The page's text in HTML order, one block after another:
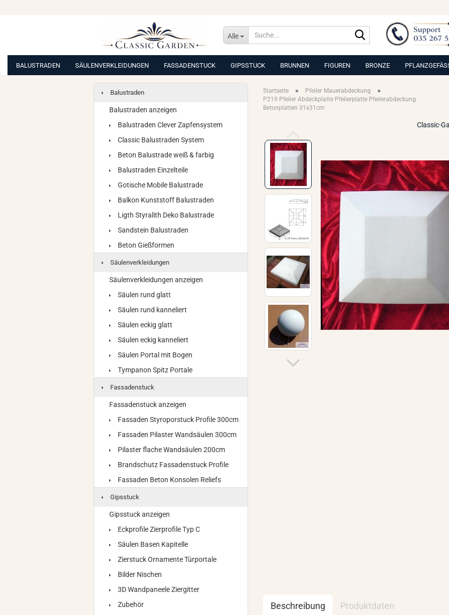
Alle
Suche...
BALUSTRADEN SÄULENVERKLEIDUNGEN FASSADENSTUCK GIPSSTUCK BRUNNEN FIGUREN BRONZE
Startseite » Pfeiler Mauerabdeckung »
P219 Pfeiler Abdeckplatte Pfeilerplatte Pfeilerabdeckung
Betonplatten 31x31cm
Classic-
Beschreibung Produktdaten
Balustraden
Balustraden anzeigen
Balustraden Clever Zapfensystem
Classic Balustraden System
Beton Balustrade weiß & farbig
Balustraden Einzelteile
Gotische Mobile Balustrade
Balkon Kunststoff Balustraden
Ligth Styralith Deko Balustrade
Sandstein Balustraden
Beton Gießformen
Säulenverkleidungen
Säulenverkleidungen anzeigen
Säulen rund glatt
Säulen rund kanneliert
Säulen eckig glatt
Säulen eckig kanneliert
Säulen Portal mit Bogen
Tympanon Spitz Portale
Fassadenstuck
Fassadenstuck anzeigen
Fassaden Styroporstuck Profile 300cm
Fassaden Pilaster Wandsäulen 300cm
Pilaster flache Wandsäulen 200cm
Brandschutz Fassadenstuck Profile
Fassaden Beton Konsolen Reliefs
Gipsstuck
Gipsstuck anzeigen
Eckprofile Zierprofile Typ C
Säulen Basen Kapitelle
Zierstuck Ornamente Türportale
Bilder Nischen
3D Wandpaneele Ziergitter
Zubehör